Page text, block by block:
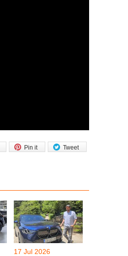
Tweet
Pin it
17 Jul 2026